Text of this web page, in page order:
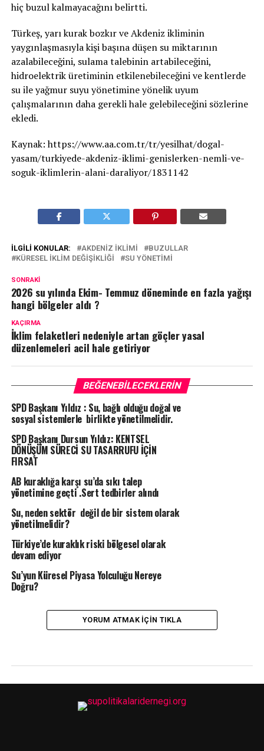
hiç buzul kalmayacağını belirtti.
Türkeş, yarı kurak bozkır ve Akdeniz ikliminin
yaygınlaşmasıyla kişi başına düşen su miktarının
azalabileceğini, sulama talebinin artabileceğini,
hidroelektrik üretiminin etkilenebileceğini ve kentlerde
su ile yağmur suyu yönetimine yönelik uyum
çalışmalarının daha gerekli hale gelebileceğini sözlerine
ekledi.
Kaynak: https://www.aa.com.tr/tr/yesilhat/dogal-
yasam/turkiyede-akdeniz-iklimi-genislerken-nemli-ve-
soguk-iklimlerin-alani-daraliyor/1831142
İLGILI KONULAR: AKDENIZ IKLIMI
BUZULLAR
KÜRESEL IKLIM DEĞIŞIKLIĞI
SU YÖNETIMI
SONRAKI
2026 su yılında Ekim- Temmuz döneminde en fazla yağışı
hangi bölgeler aldı ?
KAÇIRMA
İklim felaketleri nedeniyle artan göçler yasal
düzenlemeleri acil hale getiriyor
BEĞENEBILECEKLERIN
SPD Başkanı Yıldız : Su, bağlı olduğu doğal ve
sosyal sistemlerle birlikte yönetilmelidir.
SPD Başkanı Dursun Yıldız: KENTSEL
DÖNÜŞÜM SÜRECİ SU TASARRUFU İÇİN
FIRSAT
AB kuraklığa karşı su’da sıkı talep
yönetimine geçti .Sert tedbirler alındı
Su, neden sektör değil de bir sistem olarak
yönetilmelidir?
Türkiye’de kuraklık riski bölgesel olarak
devam ediyor
Su’yun Küresel Piyasa Yolculuğu Nereye
Doğru?
YORUM ATMAK IÇIN TIKLA